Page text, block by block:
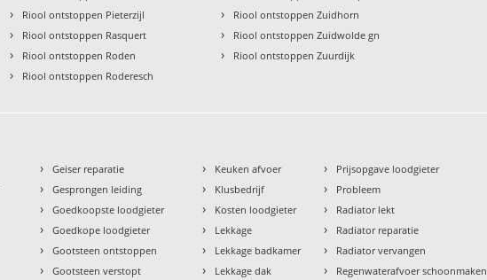
› Riool ontstoppen Pieterzijl
› Riool ontstoppen Rasquert
› Riool ontstoppen Roden
› Riool ontstoppen Roderesch
› Riool ontstoppen Zuidhorn
› Riool ontstoppen Zuidwolde gn
› Riool ontstoppen Zuurdijk
› Geiser reparatie
› Gesprongen leiding
› Goedkoopste loodgieter
› Goedkope loodgieter
› Gootsteen ontstoppen
› Gootsteen verstopt
› Keuken afvoer
› Klusbedrijf
› Kosten loodgieter
› Lekkage
› Lekkage badkamer
› Lekkage dak
› Prijsopgave loodgieter
› Probleem
› Radiator lekt
› Radiator reparatie
› Radiator vervangen
› Regenwaterafvoer schoonmaken